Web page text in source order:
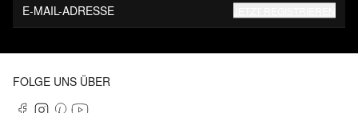
E-MAIL-ADRESSE
FOLGE UNS ÜBER